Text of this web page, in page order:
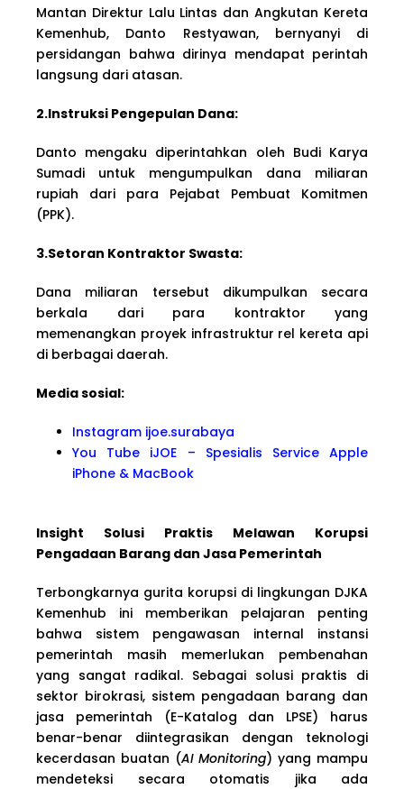
Mantan Direktur Lalu Lintas dan Angkutan Kereta
Kemenhub, Danto Restyawan, bernyanyi di
persidangan bahwa dirinya mendapat perintah
langsung dari atasan.
2.Instruksi Pengepulan Dana:
Danto mengaku diperintahkan oleh Budi Karya
Sumadi untuk mengumpulkan dana miliaran
rupiah dari para Pejabat Pembuat Komitmen
(PPK).
3.Setoran Kontraktor Swasta:
Dana miliaran tersebut dikumpulkan secara
berkala dari para kontraktor yang
memenangkan proyek infrastruktur rel kereta api
di berbagai daerah.
Media sosial:
Instagram ijoe.surabaya
You Tube iJOE – Spesialis Service Apple
iPhone & MacBook
Insight Solusi Praktis Melawan Korupsi
Pengadaan Barang dan Jasa Pemerintah
Terbongkarnya gurita korupsi di lingkungan DJKA
Kemenhub ini memberikan pelajaran penting
bahwa sistem pengawasan internal instansi
pemerintah masih memerlukan pembenahan
yang sangat radikal. Sebagai solusi praktis di
sektor birokrasi, sistem pengadaan barang dan
jasa pemerintah (E-Katalog dan LPSE) harus
benar-benar diintegrasikan dengan teknologi
kecerdasan buatan (AI Monitoring) yang mampu
mendeteksi secara otomatis jika ada